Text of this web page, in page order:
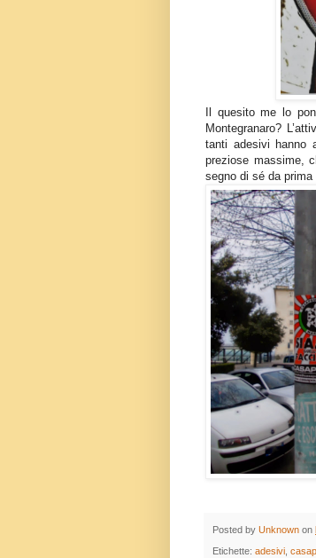
Il quesito me lo
Montegranaro?
tanti adesivi hanno
preziose massime,
segno di sé da
Posted by Unknown on
Etichette: adesivi